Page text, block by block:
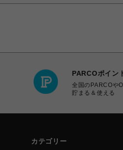
PARCOポイン
全国のPARCOや
貯まる＆使える
カテゴリー